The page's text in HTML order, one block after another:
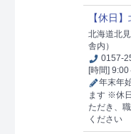
【休日
北海道北
舎内）
0157-
[時間]
年末年
ます ※休
ただき、
ください